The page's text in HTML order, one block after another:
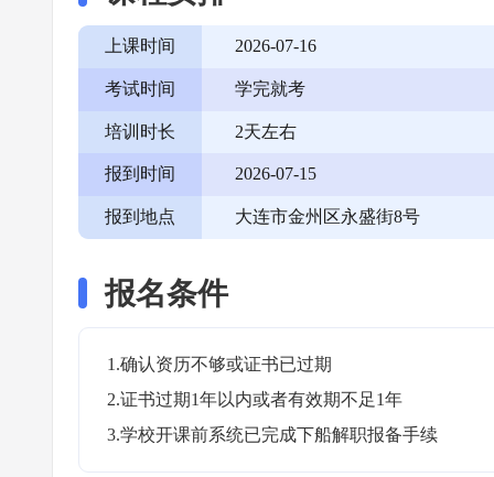
上课时间 2026-07-16
考试时间 学完就考
培训时长 2天左右
报到时间 2026-07-15
报到地点 大连市金州区永盛街8号
报名条件
1.确认资历不够或证书已过期
2.证书过期1年以内或者有效期不足1年
3.学校开课前系统已完成下船解职报备手续